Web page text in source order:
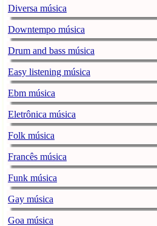
Diversa música
Downtempo música
Drum and bass música
Easy listening música
Ebm música
Eletrônica música
Folk música
Francês música
Funk música
Gay música
Goa música